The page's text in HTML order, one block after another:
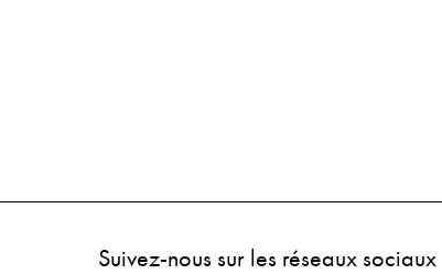
Suivez-nous sur les réseaux sociaux